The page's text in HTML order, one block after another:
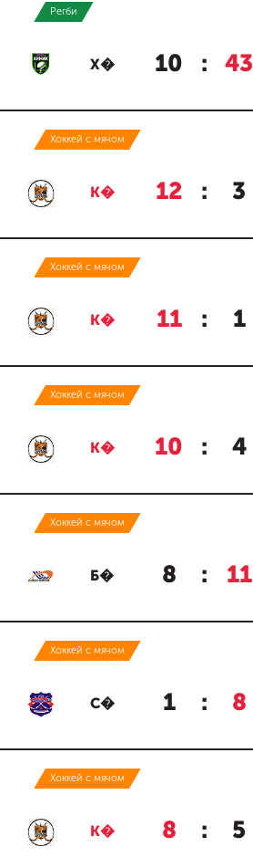
Регби
Х� 10 : 43
Хоккей с мячом
К� 12 : 3
Хоккей с мячом
К� 11 : 1
Хоккей с мячом
К� 10 : 4
Хоккей с мячом
Б� 8 : 11
Хоккей с мячом
С� 1 : 8
Хоккей с мячом
К� 8 : 5